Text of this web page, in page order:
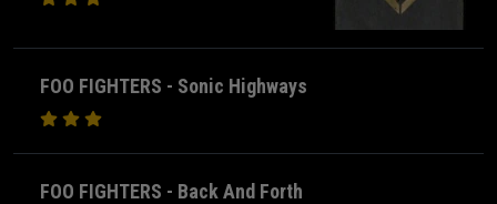
FOO FIGHTERS - Sonic Highways
FOO FIGHTERS - Back And Forth